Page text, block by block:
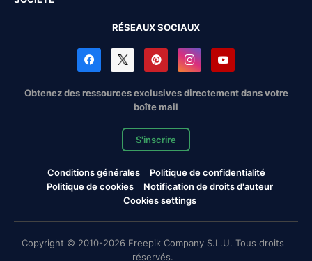
RÉSEAUX SOCIAUX
Obtenez des ressources exclusives directement dans votre
boîte mail
S'inscrire
Conditions générales
Politique de confidentialité
Politique de cookies
Notification de droits d'auteur
Cookies settings
Copyright © 2010-2026 Freepik Company S.L.U. Tous droits
réservés.